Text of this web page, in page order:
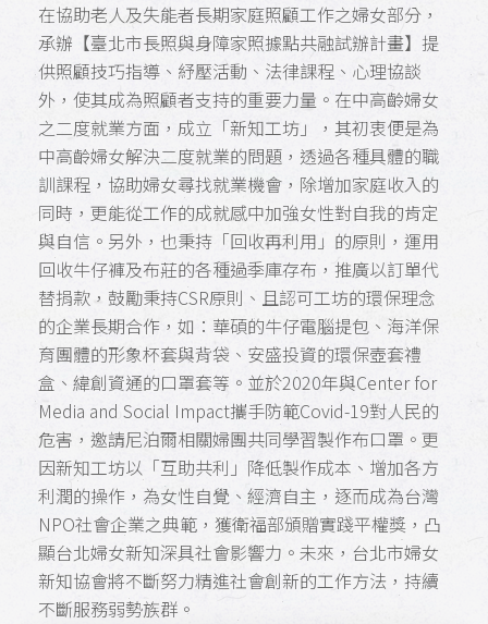
在協助老人及失能者長期家庭照顧工作之婦女部分，
承辦【臺北市長照與身障家照據點共融試辦計畫】提
供照顧技巧指導、紓壓活動、法律課程、心理協談
外，使其成為照顧者支持的重要力量。在中高齡婦女
之二度就業方面，成立「新知工坊」，其初衷便是為
中高齡婦女解決二度就業的問題，透過各種具體的職
訓課程，協助婦女尋找就業機會，除增加家庭收入的
同時，更能從工作的成就感中加強女性對自我的肯定
與自信。另外，也秉持「回收再利用」的原則，運用
回收牛仔褲及布莊的各種過季庫存布，推廣以訂單代
替捐款，鼓勵秉持CSR原則、且認可工坊的環保理念
的企業長期合作，如：華碩的牛仔電腦提包、海洋保
育團體的形象杯套與背袋、安盛投資的環保壺套禮
盒、緯創資通的口罩套等。並於2020年與Center for
Media and Social Impact攜手防範Covid-19對人民的
危害，邀請尼泊爾相關婦團共同學習製作布口罩。更
因新知工坊以「互助共利」降低製作成本、增加各方
利潤的操作，為女性自覺、經濟自主，逐而成為台灣
NPO社會企業之典範，獲衛福部頒贈實踐平權獎，凸
顯台北婦女新知深具社會影響力。未來，台北市婦女
新知協會將不斷努力精進社會創新的工作方法，持續
不斷服務弱勢族群。